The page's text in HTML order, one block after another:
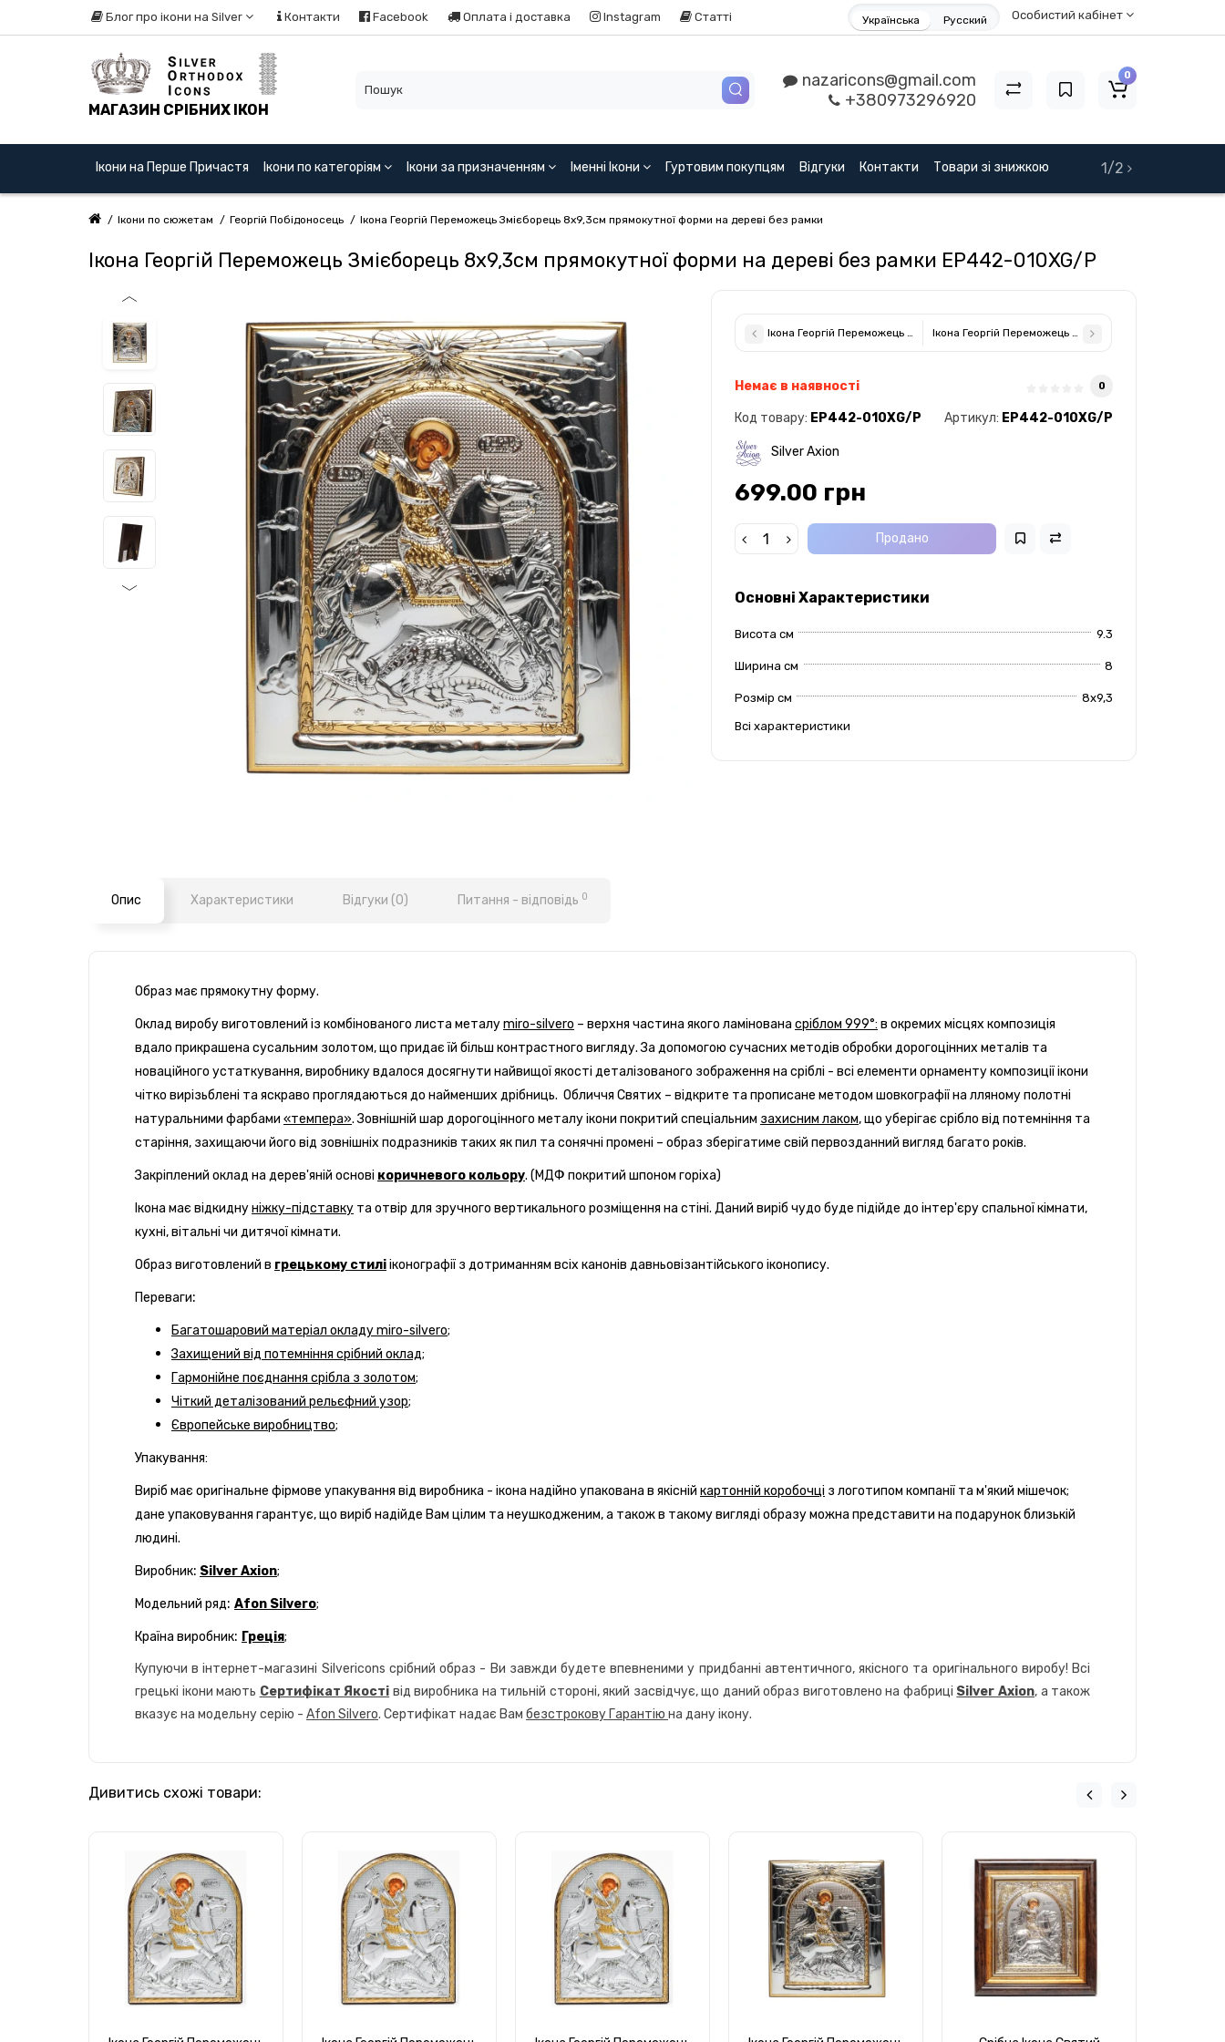
Блог про ікони на Silver Контакти Facebook Оплата і доставка Instagram Статті Особистий кабінет
Українська Русский
МАГАЗИН СРІБНИХ ІКОН
nazaricons@gmail.com
+380973296920
0
Ікони на Перше Причастя Ікони по категоріям Ікони за призначенням Іменні Ікони Гуртовим покупцям Відгуки Контакти Товари зі знижкою 1/2
Ікони по сюжетам Георгій Побідоносець Ікона Георгій Переможець Змієборець 8х9,3см прямокутної форми на дереві без рамки
Ікона Георгій Переможець Змієборець 8х9,3см прямокутної форми на дереві без рамки EP442-010XG/P
Ікона Георгій Переможець Змієборець 11,3х13см прямокутної форми на дереві без
Ікона Георгій Переможець Змієборець 12х15,2см
Немає в наявності 0
Код товару: EP442-010XG/P Артикул: EP442-010XG/P
Silver Axion
699.00 грн
Продано
Основні Характеристики
Висота см 9.3
Ширина см 8
Розмір см 8х9,3
Всі характеристики
Опис Характеристики Відгуки (0) Питання - відповідь 0
Образ має прямокутну форму.
Оклад виробу виготовлений із комбінованого листа металуmiro-silvero – верхня частина якого ламінована сріблом 999°: в окремих місцях композиція
вдало прикрашена сусальним золотом, що придає їй більш контрастного вигляду. За допомогою сучасних методів обробки дорогоцінних металів та
новаційного устаткування, виробнику вдалося досягнути найвищої якості деталізованого зображення на сріблі - всі елементи орнаменту композиції ікони
чітко вирізьблені та яскраво проглядаються до найменших дрібниць. Обличчя Святих – відкрите та прописане методом шовкографії на лляному полотні
натуральними фарбами «темпера». Зовнішній шар дорогоцінного металу ікони покритий спеціальним захисним лаком, що уберігає срібло від потемніння та
старіння, захищаючи його від зовнішніх подразників таких як пил та сонячні промені – образ зберігатиме свій первозданний вигляд багато років.
Закріплений оклад на дерев'яній основі коричневого кольору. (МДФ покритий шпоном горіха)
Ікона має відкиднуніжку-підставку та отвір для зручного вертикального розміщення на стіні. Даний виріб чудо буде підійде до інтер'єру спальної кімнати,
кухні, вітальні чи дитячої кімнати.
Образ виготовлений в грецькому стилііконографії з дотриманням всіх канонів давньовізантійського іконопису.
Переваги:
Багатошаровий матеріал окладу miro-silvero;
Захищений від потемніння срібний оклад;
Гармонійне поєднання срібла з золотом;
Чіткий деталізований рельєфний узор;
Європейське виробництво;
Упакування:
Виріб має оригінальне фірмове упакування від виробника - ікона надійно упакована в якісній картонній коробочці з логотипом компанії та м'який мішечок;
дане упаковування гарантує, що виріб надійде Вам цілим та неушкодженим, а також в такому вигляді образу можна представити на подарунок близькій
людині.
Виробник: Silver Axion;
Модельний ряд: Afon Silvero;
Країна виробник: Греція;
Купуючи в інтернет-магазині Silvericons срібний образ - Ви завжди будете впевненими у придбанні автентичного, якісного та оригінального виробу! Всі
грецькі ікони мають Сертифікат Якості від виробника на тильній стороні, який засвідчує, що даний образ виготовлено на фабриці Silver Axion, а також
вказує на модельну серію - Afon Silvero. Сертифікат надає Вам безстрокову Гарантію на дану ікону.
Дивитись схожі товари: